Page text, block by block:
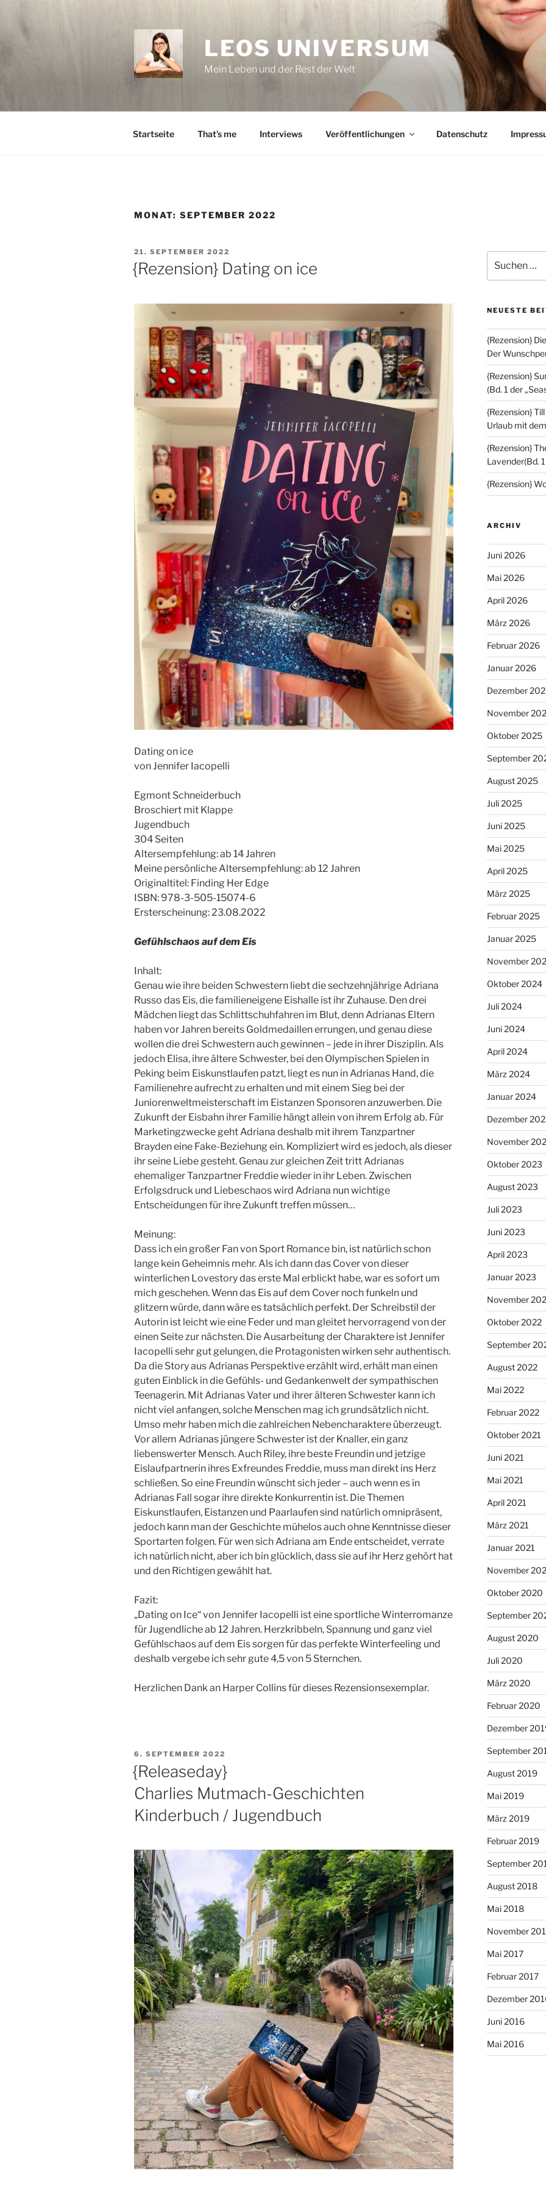
LEOS UNIVERSUM
Mein Leben und der Rest der Welt
Startseite That’s me Interviews Veröffentlichungen Datenschutz
MONAT: SEPTEMBER 2022
VERÖFFENTLICHT
AM
21. SEPTEMBER 2022
{Rezension} Dating on ice
Dating on ice
von Jennifer Iacopelli
Egmont Schneiderbuch
Broschiert mit Klappe
Jugendbuch
304 Seiten
Altersempfehlung: ab 14 Jahren
Meine persönliche Altersempfehlung: ab 12 Jahren
Originaltitel: Finding Her Edge
ISBN: 978-3-505-15074-6
Ersterscheinung: 23.08.2022
Gefühlschaos auf dem Eis
Inhalt:
Genau wie ihre beiden Schwestern liebt die sechzehnjährige Adriana
Russo das Eis, die familieneigene Eishalle ist ihr Zuhause. Den drei
Mädchen liegt das Schlittschuhfahren im Blut, denn Adrianas Eltern
haben vor Jahren bereits Goldmedaillen errungen, und genau diese
wollen die drei Schwestern auch gewinnen – jede in ihrer Disziplin. Als
jedoch Elisa, ihre ältere Schwester, bei den Olympischen Spielen in
Peking beim Eiskunstlaufen patzt, liegt es nun in Adrianas Hand, die
Familienehre aufrecht zu erhalten und mit einem Sieg bei der
Juniorenweltmeisterschaft im Eistanzen Sponsoren anzuwerben. Die
Zukunft der Eisbahn ihrer Familie hängt allein von ihrem Erfolg ab. Für
Marketingzwecke geht Adriana deshalb mit ihrem Tanzpartner
Brayden eine Fake-Beziehung ein. Kompliziert wird es jedoch, als dieser
ihr seine Liebe gesteht. Genau zur gleichen Zeit tritt Adrianas
ehemaliger Tanzpartner Freddie wieder in ihr Leben. Zwischen
Erfolgsdruck und Liebeschaos wird Adriana nun wichtige
Entscheidungen für ihre Zukunft treffen müssen…
Meinung:
Dass ich ein großer Fan von Sport Romance bin, ist natürlich schon
lange kein Geheimnis mehr. Als ich dann das Cover von dieser
winterlichen Lovestory das erste Mal erblickt habe, war es sofort um
mich geschehen. Wenn das Eis auf dem Cover noch funkeln und
glitzern würde, dann wäre es tatsächlich perfekt. Der Schreibstil der
Autorin ist leicht wie eine Feder und man gleitet hervorragend von der
einen Seite zur nächsten. Die Ausarbeitung der Charaktere ist Jennifer
Iacopelli sehr gut gelungen, die Protagonisten wirken sehr authentisch.
Da die Story aus Adrianas Perspektive erzählt wird, erhält man einen
guten Einblick in die Gefühls- und Gedankenwelt der sympathischen
Teenagerin. Mit Adrianas Vater und ihrer älteren Schwester kann ich
nicht viel anfangen, solche Menschen mag ich grundsätzlich nicht.
Umso mehr haben mich die zahlreichen Nebencharaktere überzeugt.
Vor allem Adrianas jüngere Schwester ist der Knaller, ein ganz
liebenswerter Mensch. Auch Riley, ihre beste Freundin und jetzige
Eislaufpartnerin ihres Exfreundes Freddie, muss man direkt ins Herz
schließen. So eine Freundin wünscht sich jeder – auch wenn es in
Adrianas Fall sogar ihre direkte Konkurrentin ist. Die Themen
Eiskunstlaufen, Eistanzen und Paarlaufen sind natürlich omnipräsent,
jedoch kann man der Geschichte mühelos auch ohne Kenntnisse dieser
Sportarten folgen. Für wen sich Adriana am Ende entscheidet, verrate
ich natürlich nicht, aber ich bin glücklich, dass sie auf ihr Herz gehört hat
und den Richtigen gewählt hat.
Fazit:
„Dating on Ice“ von Jennifer Iacopelli ist eine sportliche Winterromanze
für Jugendliche ab 12 Jahren. Herzkribbeln, Spannung und ganz viel
Gefühlschaos auf dem Eis sorgen für das perfekte Winterfeeling und
deshalb vergebe ich sehr gute 4,5 von 5 Sternchen.
Herzlichen Dank an Harper Collins für dieses Rezensionsexemplar.
VERÖFFENTLICHT
AM
6. SEPTEMBER 2022
{Releaseday}
Charlies Mutmach-Geschichten
Kinderbuch / Jugendbuch
nach:
NEUESTE
{Rezension}
Der
{Rezension}
(Bd. 1 der
{Rezension}
Urlaub mit
{Rezension}
Lavender(Bd.
{Rezension}
ARCHIV
Juni 2026
Mai 2026
April 2026
März 2026
Februar 2026
Januar 2026
Dezember
November
Oktober 2025
September
August 2025
Juli 2025
Juni 2025
Mai 2025
April 2025
März 2025
Februar 2025
Januar 2025
November
Oktober 2024
Juli 2024
Juni 2024
April 2024
März 2024
Januar 2024
Dezember
November
Oktober 2023
August 2023
Juli 2023
Juni 2023
April 2023
Januar 2023
November
Oktober 2022
September
August 2022
Mai 2022
Februar 2022
Oktober 2021
Juni 2021
Mai 2021
April 2021
März 2021
Januar 2021
November
Oktober 2020
September
August 2020
Juli 2020
März 2020
Februar 2020
Dezember
September
August 2019
Mai 2019
März 2019
Februar 2019
September
August 2018
Mai 2018
November
Mai 2017
Februar 2017
Dezember
Juni 2016
Mai 2016